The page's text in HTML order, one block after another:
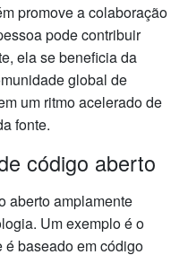
promove a colaboração
pode contribuir
ela se beneficia da
global de
um ritmo acelerado de
fonte.
código aberto
aberto amplamente
Um exemplo é o
baseado em código